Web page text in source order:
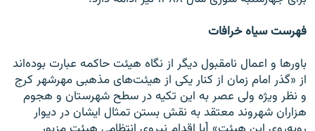
فهرست سیاه خرافات
باورها و اعمال نامقبول دیگر از نگاه هیئت حاکمه عبارت بوده‌اند
از «گذر امام زمان از کنار یکی از هیئت‌های مذهبی مهرشهر کرج
و نظر ویژه ولی عصر به این تکیه در سطح شهرستان و هجوم
هزاران شهروند معتقد به نقش بستن تمثال ایشان در دیوار